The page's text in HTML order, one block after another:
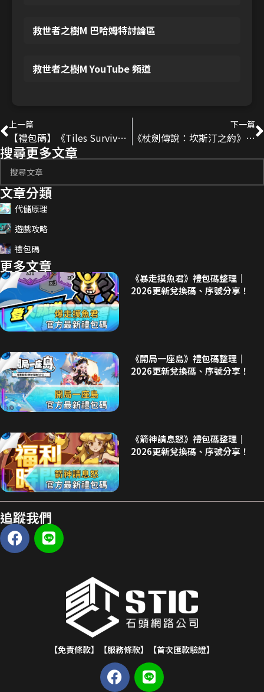
救世者之樹M 巴哈姆特討論區
救世者之樹M YouTube 頻道
上一篇
【禮包碼】《Tiles Survive》2025最新序號分享
下一篇
《杖劍傳說：坎斯汀之約》賽季養成心得｜戰力提升邏輯、資源分配與課金建議
搜尋更多文章
文章分類
代儲原理
遊戲攻略
禮包碼
更多文章
《暴走摸魚君》禮包碼整理｜
2026更新兌換碼、序號分享！
《開局一座島》禮包碼整理｜
2026更新兌換碼、序號分享！
《箭神請息怒》禮包碼整理｜
2026更新兌換碼、序號分享！
追蹤我們
【免責條款】 【服務條款】 【首次匯款驗證】